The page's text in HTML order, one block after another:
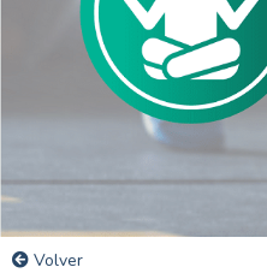
Volver